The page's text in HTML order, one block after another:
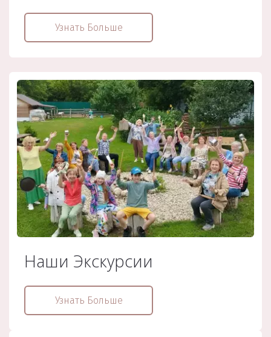
Узнать Больше
Наши Экскурсии
Узнать Больше